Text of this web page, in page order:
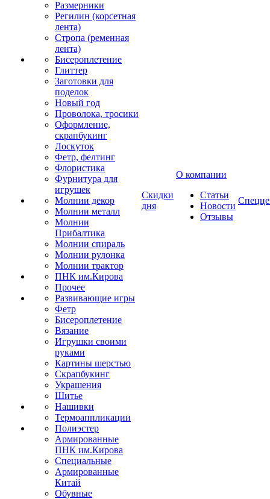
Размерники
Регилин (корсетная
лента)
Стропа (ременная
лента)
Бисероплетение
Глиттер
Заготовки для
поделок
Новый год
Проволока, тросики
Оформление,
скрапбукинг
Лоскуток
Фетр, фелтинг
Флористика
Фурнитура для
игрушек
Молнии декор
Молнии металл
Молнии
Прибалтика
Молнии спираль
Молнии рулонка
Молнии трактор
ПНК им.Кирова
Прочее
Развивающие игры
Фетр
Бисероплетение
Вязание
Игрушки своими
руками
Картины шерстью
Скрапбукинг
Украшения
Шитье
Нашивки
Термоаппликации
Полиэстер
Армированные
ПНК им.Кирова
Специальные
Армированные
Китай
Обувные
Скидки
дня
О компании
Статьи
Новости
Отзывы